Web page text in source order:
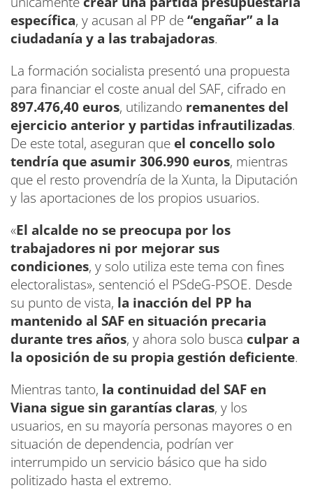
específica, y acusan al PP de“engañar” a la
ciudadanía y a las trabajadoras.
La formación socialista presentó una propuesta
para financiar el coste anual del SAF, cifrado en
897.476,40 euros, utilizando remanentes del
ejercicio anterior y partidas infrautilizadas.
De este total, aseguran que el concello solo
tendría que asumir 306.990 euros, mientras
que el resto provendría de la Xunta, la Diputación
y las aportaciones de los propios usuarios.
«El alcalde no se preocupa por los
trabajadores ni por mejorar sus
condiciones, y solo utiliza este tema con fines
electoralistas», sentenció el PSdeG-PSOE. Desde
su punto de vista, la inacción del PP ha
mantenido al SAF en situación precaria
durante tres años, y ahora solo busca culpar a
la oposición de su propia gestión deficiente.
Mientras tanto, la continuidad del SAF en
Viana sigue sin garantías claras, y los
usuarios, en su mayoría personas mayores o en
situación de dependencia, podrían ver
interrumpido un servicio básico que ha sido
politizado hasta el extremo.